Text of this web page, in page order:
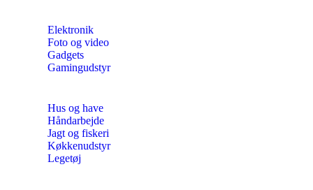
Elektronik
Foto og video
Gadgets
Gamingudstyr
Hus og have
Håndarbejde
Jagt og fiskeri
Køkkenudstyr
Legetøj